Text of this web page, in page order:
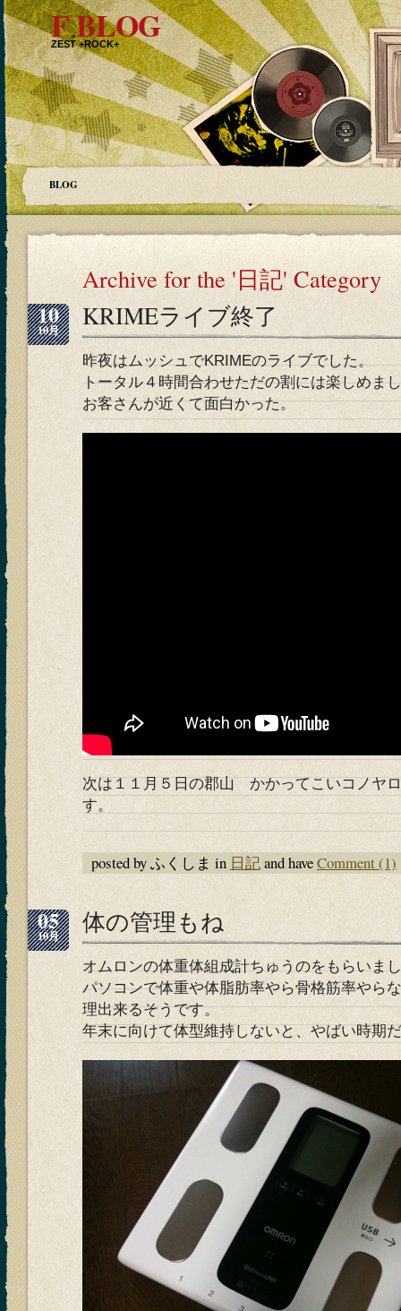
F BLOG
ZEST +ROCK+
BLOG
Archive for the '日記' Category
10
10月 KRIMEライブ終了
昨夜はムッシュでKRIMEのライブでした。
トータル４時間合わせただの割には楽しめま
お客さんが近くて面白かった。
次は１１月５日の郡山 かかってこいコノヤ
す。
posted by ふくしま in 日記and haveComment (1)
05
10月 体の管理もね
オムロンの体重体組成計ちゅうのをもらいま
パソコンで体重や体脂肪率やら骨格筋率やら
理出来るそうです。
年末に向けて体型維持しないと、やばい時期